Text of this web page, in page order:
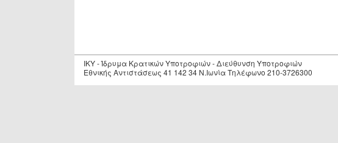
IKY - Ίδρυμα Κρατικών Υποτροφιών - Διεύθυνση Υποτροφιών
Εθνικής Αντιστάσεως 41 142 34 Ν.Ιωνία Τηλέφωνο 210-3726300